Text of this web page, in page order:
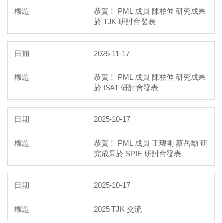
恭賀！ PML 成員 陳柏伸 研究成果
於 TJK 研討會發表
2025-11-17
恭賀！ PML 成員 陳柏伸 研究成果
於 ISAT 研討會發表
2025-10-17
恭賀！ PML 成員 王瑋剛 蔡岳勳 研
究成果於 SPIE 研討會發表
2025-10-17
2025 TJK 交流